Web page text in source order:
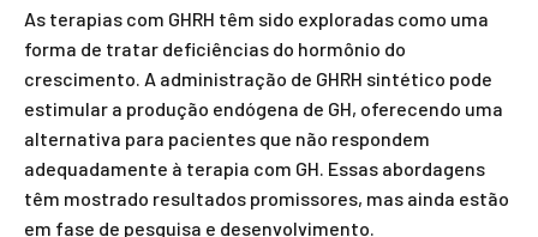
As terapias com GHRH têm sido exploradas como uma
forma de tratar deficiências do hormônio do
crescimento. A administração de GHRH sintético pode
estimular a produção endógena de GH, oferecendo uma
alternativa para pacientes que não respondem
adequadamente à terapia com GH. Essas abordagens
têm mostrado resultados promissores, mas ainda estão
em fase de pesquisa e desenvolvimento.